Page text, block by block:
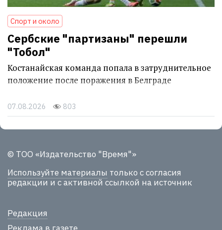
Спорт и около
Сербские "партизаны" перешли
"Тобол"
Костанайская команда попала в затруднительное
положение после поражения в Белграде
07.08.2026 803
© ТОО «Издательство "Время"»
Используйте материалы только с согласия
редакции и с активной ссылкой на источник
Редакция